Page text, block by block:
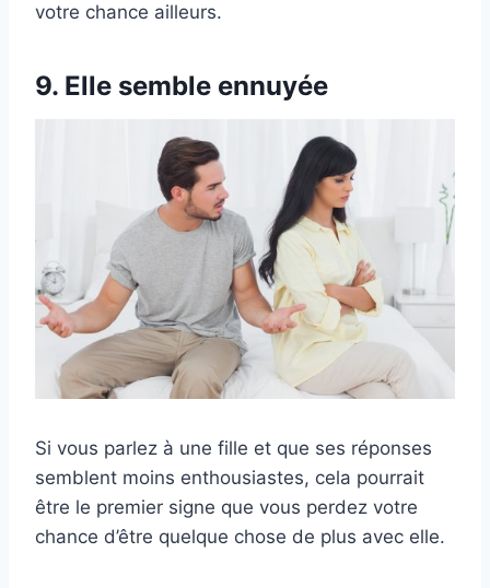
votre chance ailleurs.
9. Elle semble ennuyée
Si vous parlez à une fille et que ses réponses
semblent moins enthousiastes, cela pourrait
être le premier signe que vous perdez votre
chance d’être quelque chose de plus avec elle.